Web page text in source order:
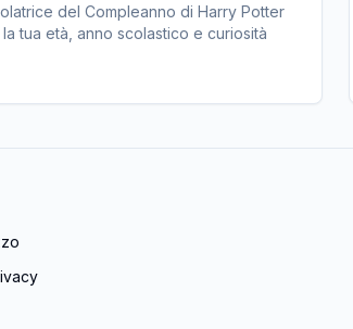
del Compleanno di Harry Potter
tua età, anno scolastico e curiosità